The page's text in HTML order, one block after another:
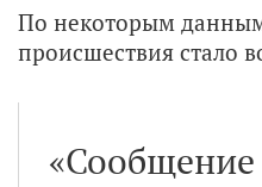
По некоторым
происшествия стало
«Сообщение